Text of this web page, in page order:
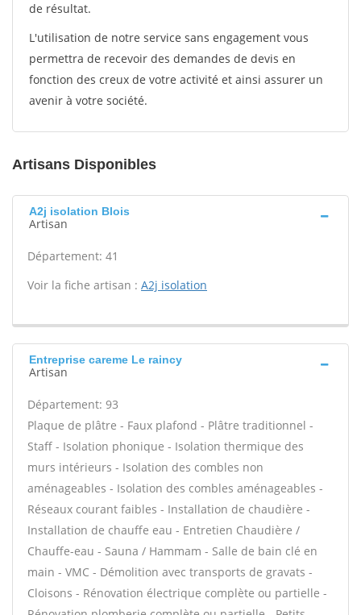
de résultat.
L'utilisation de notre service sans engagement vous
permettra de recevoir des demandes de devis en
fonction des creux de votre activité et ainsi assurer un
avenir à votre société.
Artisans Disponibles
A2j isolation Blois
Artisan
Département: 41
Voir la fiche artisan : A2j isolation
Entreprise careme Le raincy
Artisan
Département: 93
Plaque de plâtre - Faux plafond - Plâtre traditionnel -
Staff - Isolation phonique - Isolation thermique des
murs intérieurs - Isolation des combles non
aménageables - Isolation des combles aménageables -
Réseaux courant faibles - Installation de chaudière -
Installation de chauffe eau - Entretien Chaudière /
Chauffe-eau - Sauna / Hammam - Salle de bain clé en
main - VMC - Démolition avec transports de gravats -
Cloisons - Rénovation électrique complète ou partielle -